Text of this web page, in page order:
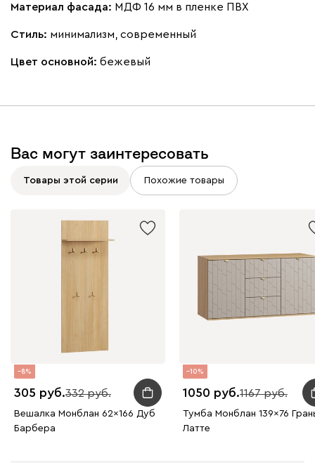
Материал фасада: МДФ 16 мм в пленке ПВХ
Стиль: минимализм, современный
Цвет основной: бежевый
Вас могут заинтересовать
Товары этой серии Похожие товары
8
305 332
Вешалка Монблан 62x166 Дуб
Барбера
10
1050 1167
Тумба Монблан 139x76
Латте